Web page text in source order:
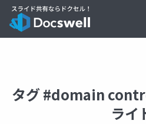
タグ #domain
ライ